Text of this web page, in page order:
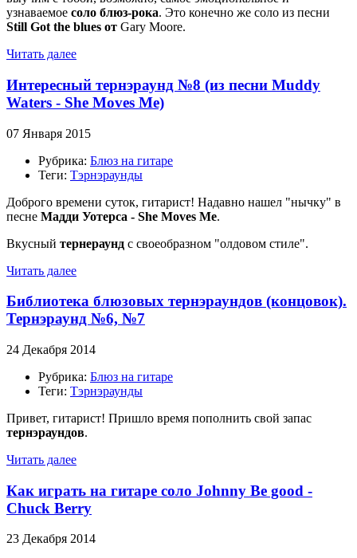
узнаваемое соло блюз-рока. Это конечно же соло из песни
Still Got the blues от Gary Moore.
Читать далее
Интересный тернэраунд №8 (из песни Muddy
Waters - She Moves Me)
07 Января 2015
Рубрика: Блюз на гитаре
Теги: Тэрнэраунды
Доброго времени суток, гитарист! Надавно нашел "нычку" в
песне Мадди Уотерса - She Moves Me.
Вкусный тернераунд с своеобразном "олдовом стиле".
Читать далее
Библиотека блюзовых тернэраундов (концовок).
Тернэраунд №6, №7
24 Декабря 2014
Рубрика: Блюз на гитаре
Теги: Тэрнэраунды
Привет, гитарист! Пришло время пополнить свой запас
тернэраундов.
Читать далее
Как играть на гитаре соло Johnny Be good -
Chuck Berry
23 Декабря 2014